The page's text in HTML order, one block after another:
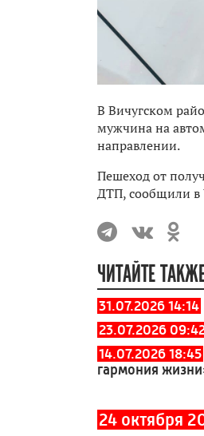
В Вичугском
мужчина на
направлении.
Пешеход от
ДТП, сообщили в
ЧИТАЙТЕ
31.07.2026 14:14
23.07.2026
14.07.2026 18:45
гармония
24 октября